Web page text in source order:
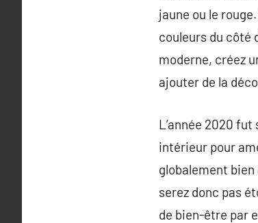
jaune ou le
couleurs du côté
moderne, créez
ajouter de la
L’année 2020
intérieur pour
globalement
serez donc pas
de bien-être par